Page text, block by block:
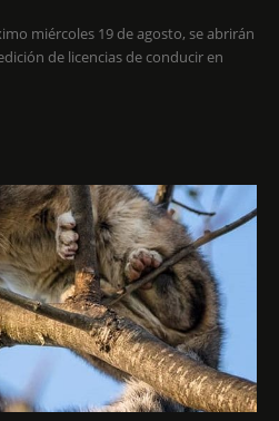
miércoles 19 de agosto, se abrirán
de licencias de conducir en